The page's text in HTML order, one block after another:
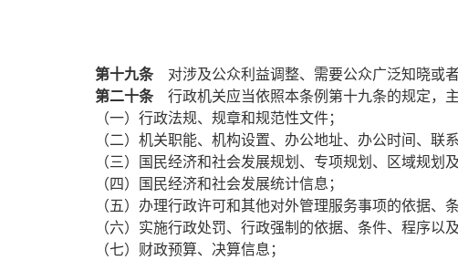
第十九条对涉及公众利益调整、需要公众广泛知晓或者
第二十条行政机关应当依照本条例第十九条的规定，主
（一）行政法规、规章和规范性文件；
（二）机关职能、机构设置、办公地址、办公时间、联
（三）国民经济和社会发展规划、专项规划、区域规划
（四）国民经济和社会发展统计信息；
（五）办理行政许可和其他对外管理服务事项的依据、
（六）实施行政处罚、行政强制的依据、条件、程序以
（七）财政预算、决算信息；